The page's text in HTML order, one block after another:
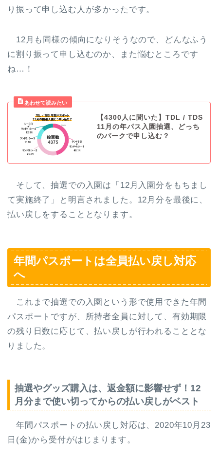
り振って申し込む人が多かったです。
12月も同様の傾向になりそうなので、どんなふう
に割り振って申し込むのか、また悩むところです
ね…！
【4300人に聞いた】TDL / TDS
11月の年パス入園抽選、どっち
のパークで申し込む？
そして、抽選での入園は「12月入園分をもちまし
て実施終了」と明言されました。12月分を最後に、
払い戻しをすることとなります。
年間パスポートは全員払い戻し対応
へ
これまで抽選での入園という形で使用できた年間
パスポートですが、所持者全員に対して、有効期限
の残り日数に応じて、払い戻しが行われることとな
りました。
抽選やグッズ購入は、返金額に影響せず！12
月分まで使い切ってからの払い戻しがベスト
年間パスポートの払い戻し対応は、2020年10月23
日(金)から受付がはじまります。